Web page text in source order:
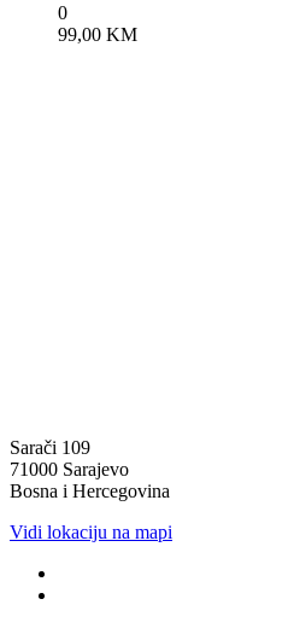
0
99,00 KM
Sarači 109
71000 Sarajevo
Bosna i Hercegovina
Vidi lokaciju na mapi